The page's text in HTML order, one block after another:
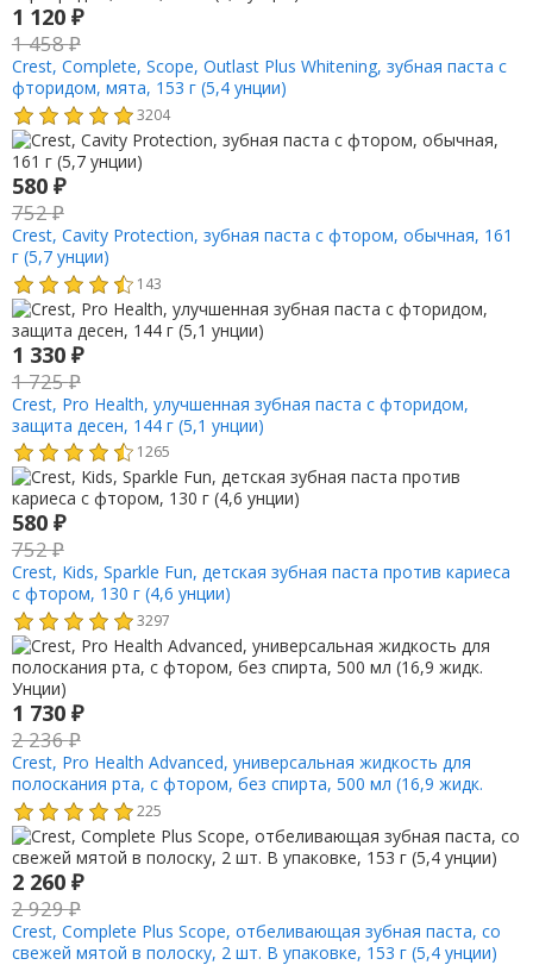
1 120 ₽
1 458₽
Crest, Complete, Scope, Outlast Plus Whitening, зубная паста с
фторидом, мята, 153 г (5,4 унции)
3204
580 ₽
752₽
Crest, Cavity Protection, зубная паста с фтором, обычная, 161
г (5,7 унции)
143
1 330 ₽
1 725₽
Crest, Pro Health, улучшенная зубная паста с фторидом,
защита десен, 144 г (5,1 унции)
1265
580 ₽
752₽
Crest, Kids, Sparkle Fun, детская зубная паста против кариеса
с фтором, 130 г (4,6 унции)
3297
1 730 ₽
2 236₽
Crest, Pro Health Advanced, универсальная жидкость для
полоскания рта, с фтором, без спирта, 500 мл (16,9 жидк.
Унции)
225
2 260 ₽
2 929₽
Crest, Complete Plus Scope, отбеливающая зубная паста, со
свежей мятой в полоску, 2 шт. В упаковке, 153 г (5,4 унции)